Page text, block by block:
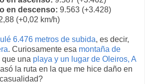
en descenso: 9.563 (+3.428)
(+0,02 km/h)
6.476 metros de subida, es decir,
. Curiosamente esa montaña de
una playa y un lugar de Oleiros, A
la ruta en la que me hice daño en